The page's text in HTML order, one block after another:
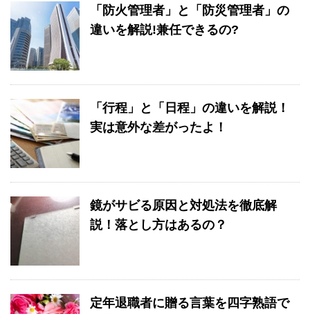
「防火管理者」と「防災管理者」の
違いを解説!兼任できるの?
「行程」と「日程」の違いを解説！
実は意外な差がったよ！
鏡がサビる原因と対処法を徹底解
説！落とし方はあるの？
定年退職者に贈る言葉を四字熟語で